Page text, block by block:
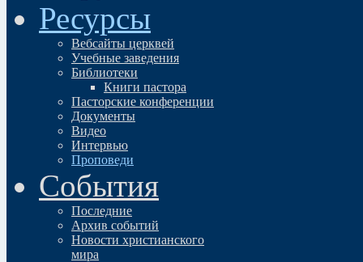
Ресурсы
Вебсайты церквей
Учебные заведения
Библиотеки
Книги пастора
Пасторские конференции
Документы
Видео
Интервью
Проповеди
События
Последние
Архив событий
Новости христианского
мира